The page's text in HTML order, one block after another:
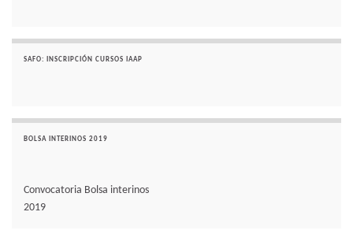
SAFO: INSCRIPCIÓN CURSOS IAAP
BOLSA INTERINOS 2019
Convocatoria Bolsa interinos
2019